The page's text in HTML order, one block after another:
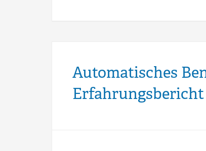
Automatisches
Erfahrungsbericht